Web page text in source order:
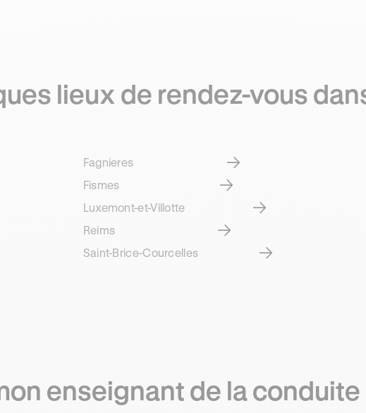
lieux de rendez-vous
Fagnieres
Fismes
Luxemont-et-Villotte
Reims
Saint-Brice-Courcelles
enseignant de la